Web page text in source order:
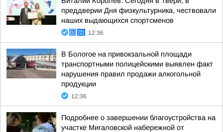
преддверии Дня физкультурника, чествовали
наших выдающихся спортсменов
12:36
В Бологое на привокзальной площади
транспортными полицейскими выявлен факт
нарушения правил продажи алкогольной
продукции
12:36
Подробнее о завершении благоустройства на
участке Мигаловской набережной от